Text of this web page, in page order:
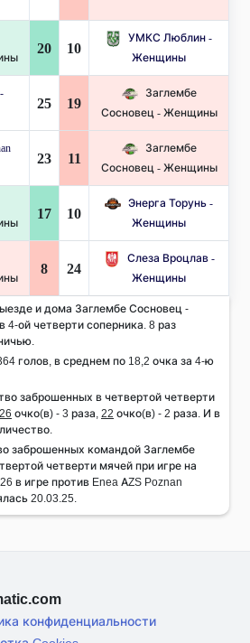
20 10
УМКС Люблин -
Женщины
25 19
Заглембе
Сосновец - Женщины
23 11
Заглембе
Сосновец - Женщины
17 10
Энерга Торунь -
Женщины
8 24
Слеза Вроцлав -
Женщины
и дома Заглембе Сосновец -
ой четверти соперника. 8 раз
голов, в среднем по 18,2 очка за 4-ю
заброшенных в четвертой четверти
26 очко(в) - 3 раза, 22 очко(в) - 2 раза. И в
заброшенных командой Заглембе
четверти мячей при игре на
в игре против Enea AZS Poznan
20.03.25.
конфиденциальности